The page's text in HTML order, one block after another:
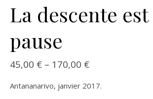
La descente
pause
45,00 € – 170,00 €
Antananarivo, janvier 2017.